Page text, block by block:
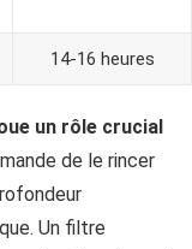
14-16 heures
un rôle crucial
de le rincer
Un filtre